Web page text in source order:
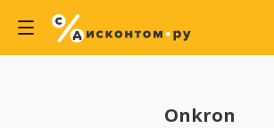
Onkron